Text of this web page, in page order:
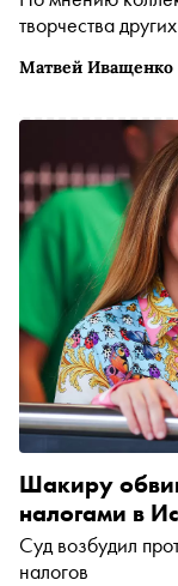
Матвей Иващенко
творчества
Шакиру
налогами в
Суд возбудил
налогов